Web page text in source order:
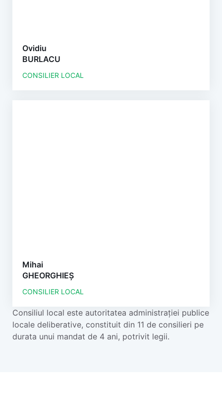
Ovidiu
BURLACU
CONSILIER LOCAL
Mihai
GHEORGHIEȘ
CONSILIER LOCAL
Consiliul local este autoritatea administrației publice
locale deliberative, constituit din 11 de consilieri pe
durata unui mandat de 4 ani, potrivit legii.